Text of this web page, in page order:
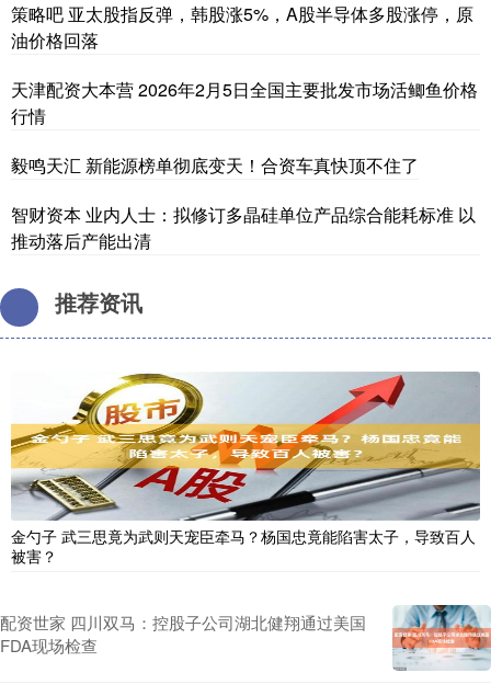
策略吧 亚太股指反弹，韩股涨5%，A股半导体多股涨停，原
油价格回落
天津配资大本营 2026年2月5日全国主要批发市场活鲫鱼价格
行情
毅鸣天汇 新能源榜单彻底变天！合资车真快顶不住了
智财资本 业内人士：拟修订多晶硅单位产品综合能耗标准 以
推动落后产能出清
推荐资讯
金勺子 武三思竟为武则天宠臣牵马？杨国忠竟能陷害太子，导致百人
被害？
配资世家 四川双马：控股子公司湖北健翔通过美国
FDA现场检查